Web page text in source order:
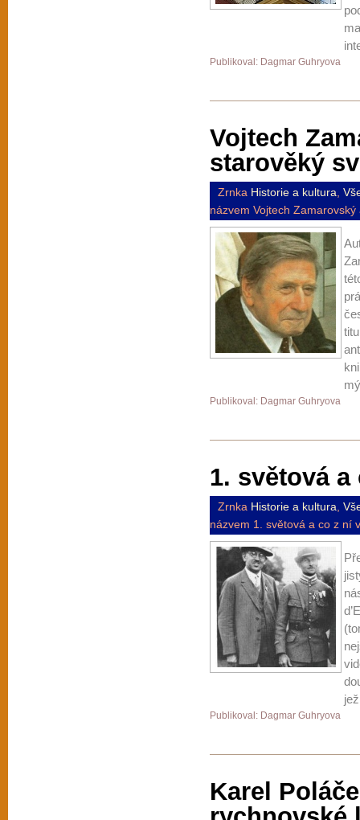
Publikoval: Dagmar Guhryova
Vojtech
starověký
Zrnka Historie a kultura
názvem Vojtech
Publikoval: Dagmar Guhryova
1. světová
Zrnka Historie a kultura
názvem 1. světová a co z ní
Publikoval: Dagmar Guhryova
Karel